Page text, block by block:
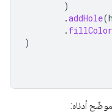
.
.
أدناه: